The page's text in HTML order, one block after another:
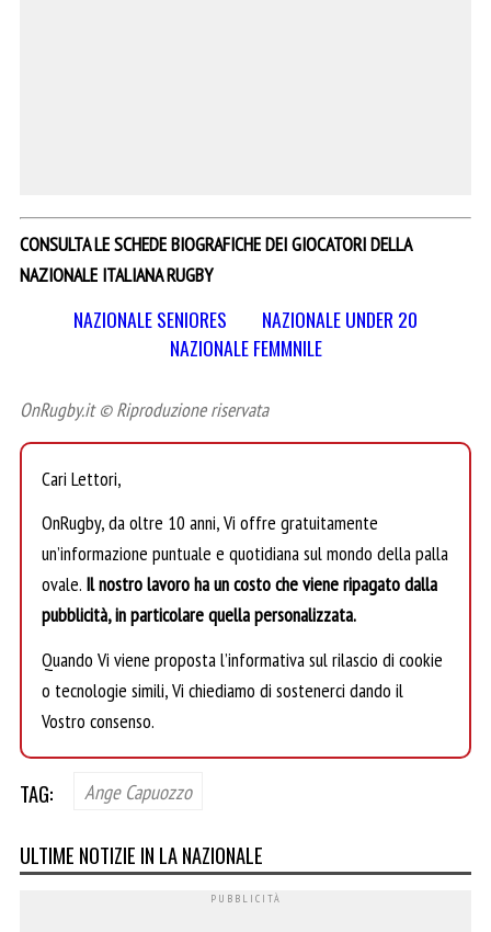
CONSULTA LE SCHEDE BIOGRAFICHE DEI GIOCATORI DELLA
NAZIONALE ITALIANA RUGBY
NAZIONALE SENIORES
NAZIONALE UNDER 20
NAZIONALE FEMMNILE
OnRugby.it © Riproduzione riservata
Cari Lettori,
OnRugby, da oltre 10 anni, Vi offre gratuitamente
un’informazione puntuale e quotidiana sul mondo della palla
ovale. Il nostro lavoro ha un costo che viene ripagato dalla
pubblicità, in particolare quella personalizzata.
Quando Vi viene proposta l’informativa sul rilascio di cookie
o tecnologie simili, Vi chiediamo di sostenerci dando il
Vostro consenso.
TAG: Ange Capuozzo
ULTIME NOTIZIE IN LA NAZIONALE